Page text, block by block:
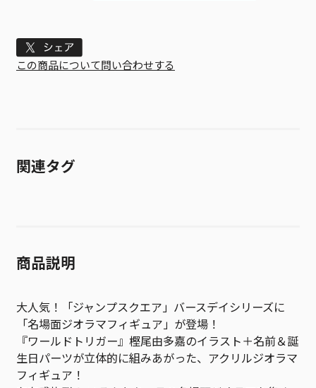
Tweet
この商品について問い合わせする
関連タグ
商品説明
大人気！「ジャンプスクエア」バースデイシリーズに
「名場面ジオラマフィギュア」が登場！
『ワールドトリガー』樫尾由多嘉のイラスト＋名前＆誕
生日パーツが立体的に組みあがった、アクリルジオラマ
フィギュア！